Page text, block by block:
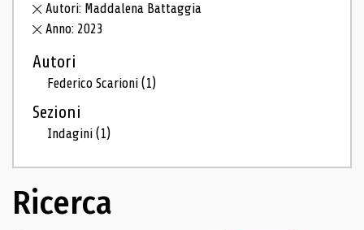
Autori: Maddalena Battaggia
Anno: 2023
Autori
Federico Scarioni(1)
Sezioni
Indagini(1)
Ricerca